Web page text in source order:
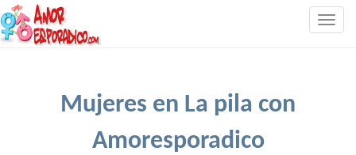
Mujeres en La pila con
Amoresporadico